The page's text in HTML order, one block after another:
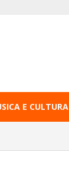
E CULTURA